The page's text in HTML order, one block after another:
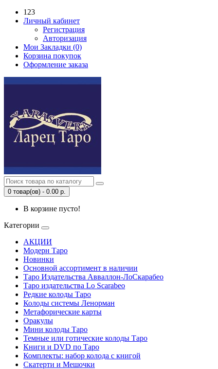
123
Личный кабинет
Регистрация
Авторизация
Мои Закладки (0)
Корзина покупок
Оформление заказа
0 товар(ов) - 0.00 р.
В корзине пусто!
Категории
АКЦИИ
Модерн Таро
Новинки
Основной ассортимент в наличии
Таро Издательства Авваллон-ЛоСкарабео
Таро издательства Lo Scarabeo
Редкие колоды Таро
Колоды системы Ленорман
Метафорические карты
Оракулы
Мини колоды Таро
Темные или готические колоды Таро
Книги и DVD по Таро
Комплекты: набор колода с книгой
Скатерти и Мешочки